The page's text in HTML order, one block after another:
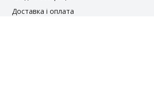
Доставка і оплата